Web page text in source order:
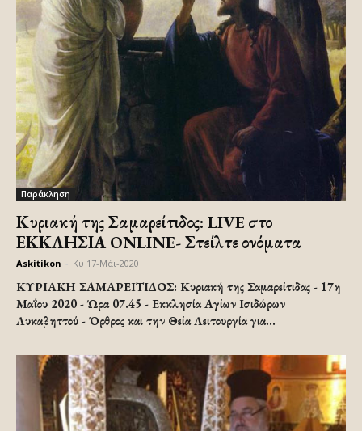
Παράκληση
Κυριακή της Σαμαρείτιδος: LIVE στο
ΕΚΚΛΗΣΙΑ ONLINE- Στείλτε ονόματα
Askitikon Κυ 17-Μάι-2020
ΚΥΡΙΑΚΗ ΣΑΜΑΡΕΙΤΙΔΟΣ: Κυριακή της Σαμαρείτιδας - 17η
Μαΐου 2020 - Ώρα 07.45 - Εκκλησία Αγίων Ισιδώρων
Λυκαβηττού - Όρθρος και την Θεία Λειτουργία για...